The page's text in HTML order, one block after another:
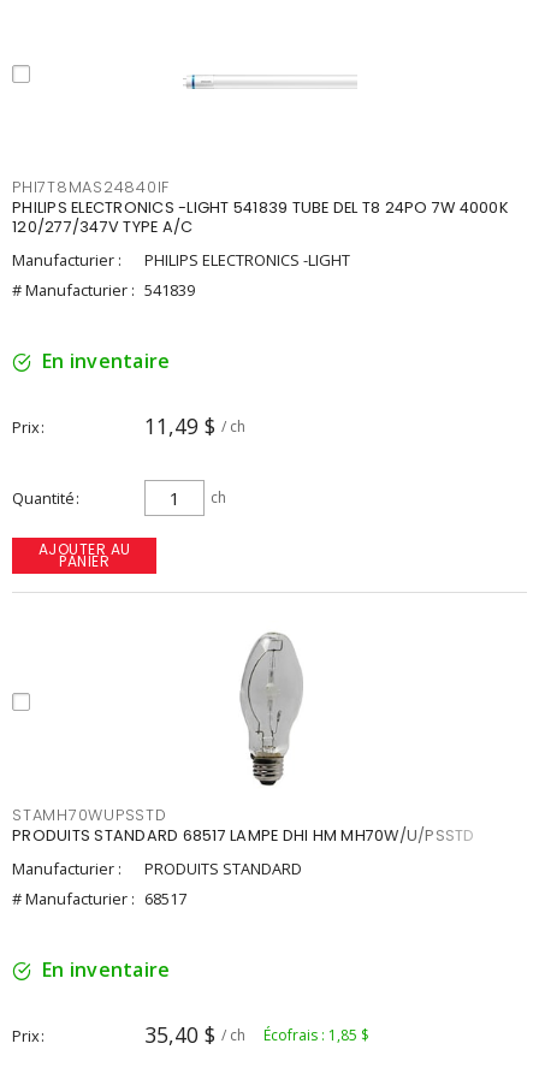
PHI7T8MAS24840IF
PHILIPS ELECTRONICS -LIGHT 541839 TUBE DEL T8 24PO 7W 4000K
120/277/347V TYPE A/C
Manufacturier :
PHILIPS ELECTRONICS -LIGHT
# Manufacturier : 541839
En inventaire
Prix 11,49 $ / ch
Quantité ch
AJOUTER AU
PANIER
STAMH70WUPSSTD
PRODUITS STANDARD 68517 LAMPE DHI HM MH70W/U/PSSTD
Manufacturier :
PRODUITS STANDARD
# Manufacturier : 68517
En inventaire
Prix 35,40 $ / ch Écofrais : 1,85 $